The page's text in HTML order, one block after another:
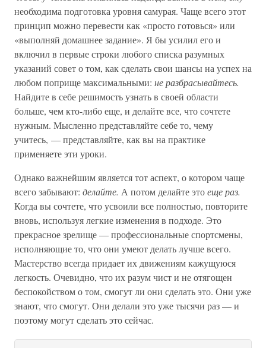
необходима подготовка уровня самурая. Чаще всего этот
принцип можно перевести как «просто готовься» или
«выполняй домашнее задание». Я бы усилил его и
включил в первые строки любого списка разумных
указаний совет о том, как сделать свои шансы на успех на
любом поприще максимальными: не разбрасывайтесь.
Найдите в себе решимость узнать в своей области
больше, чем кто-либо еще, и делайте все, что сочтете
нужным. Мысленно представляйте себе то, чему
учитесь, — представляйте, как вы на практике
применяете эти уроки.
Однако важнейшим является тот аспект, о котором чаще
всего забывают: делайте. А потом делайте этоеще раз.
Когда вы сочтете, что усвоили все полностью, повторите
вновь, используя легкие изменения в подходе. Это
прекрасное зрелище — профессиональные спортсмены,
исполняющие то, что они умеют делать лучше всего.
Мастерство всегда придает их движениям кажущуюся
легкость. Очевидно, что их разум чист и не отягощен
беспокойством о том, смогут ли они сделать это. Они уже
знают, что смогут. Они делали это уже тысячи раз — и
поэтому могут сделать это сейчас.